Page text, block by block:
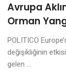
Avrupa
Orman
POLITICO
değişikliğinin
gelen ...